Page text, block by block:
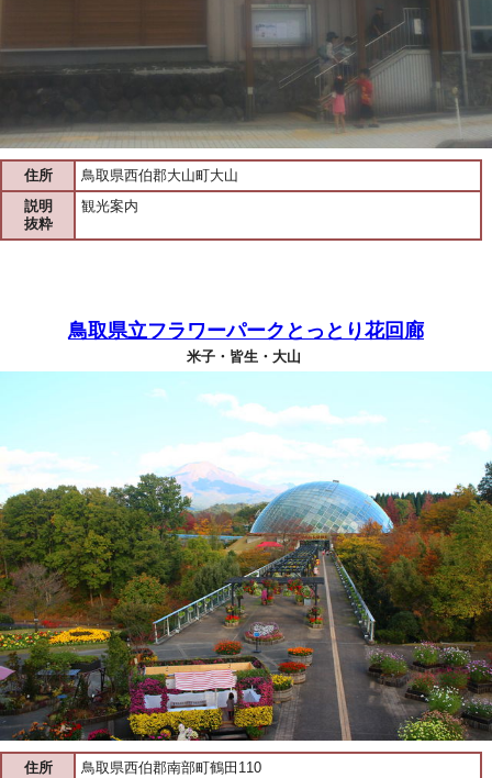
住所
鳥取県西伯郡大山町大山
説明
抜粋
観光案内
鳥取県立フラワーパークとっとり花回廊
米子・皆生・大山
住所 鳥取県西伯郡南部町鶴田110